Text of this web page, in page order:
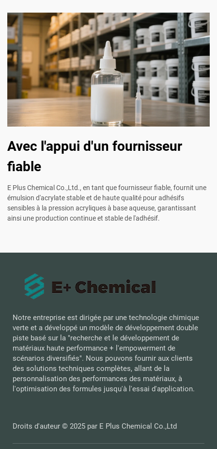
Avec l'appui d'un fournisseur
fiable
E Plus Chemical Co.,Ltd., en tant que fournisseur fiable, fournit une
émulsion d'acrylate stable et de haute qualité pour adhésifs
sensibles à la pression acryliques à base aqueuse, garantissant
ainsi une production continue et stable de l'adhésif.
Notre entreprise est dirigée par une technologie chimique
verte et a développé un modèle de développement double
piste basé sur la "recherche et le développement de
matériaux haute performance + l'empowerment de
scénarios diversifiés". Nous pouvons fournir aux clients
des solutions techniques complètes, allant de la
personnalisation des performances des matériaux, à
l'optimisation des formules jusqu'à l'essai d'application.
Droits d'auteur © 2025 par E Plus Chemical Co.,Ltd